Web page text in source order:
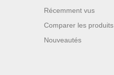
Récemment vus
Comparer les produits
Nouveautés